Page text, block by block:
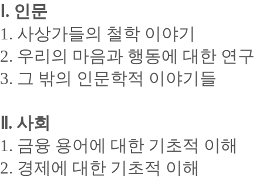
Ⅰ. 인문
1. 사상가들의 철학 이야기
2. 우리의 마음과 행동에 대한 연구
3. 그 밖의 인문학적 이야기들
Ⅱ. 사회
1. 금융 용어에 대한 기초적 이해
2. 경제에 대한 기초적 이해